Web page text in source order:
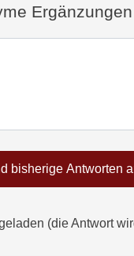
(die Antwort